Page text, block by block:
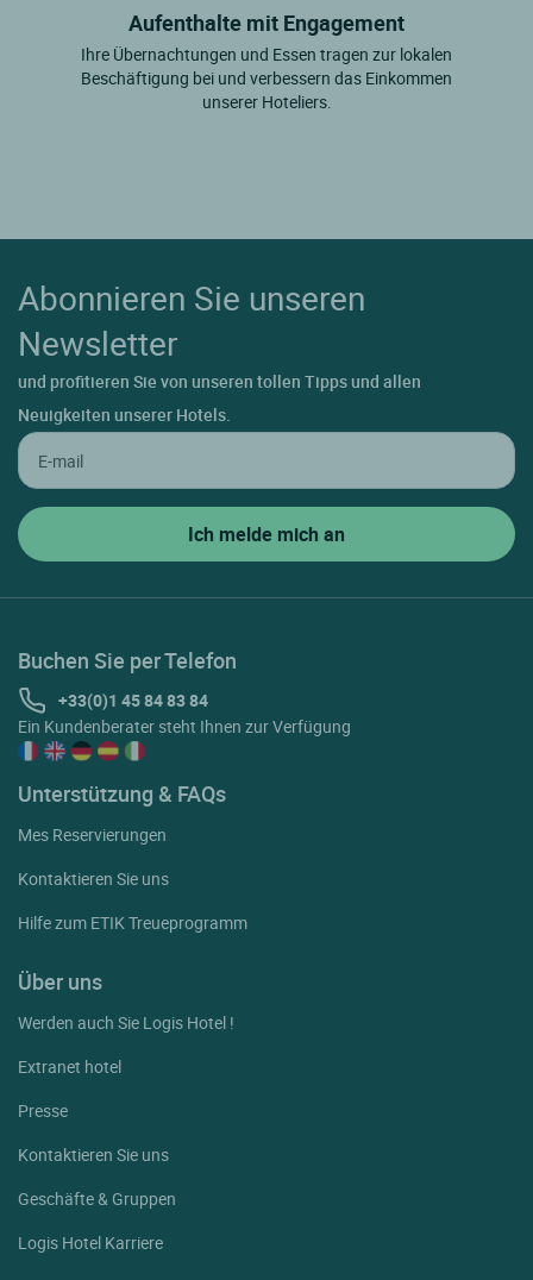
Aufenthalte mit Engagement
Ihre Übernachtungen und Essen tragen zur lokalen
Beschäftigung bei und verbessern das Einkommen
unserer Hoteliers.
Abonnieren Sie unseren
Newsletter
und profitieren Sie von unseren tollen Tipps und allen
Neuigkeiten unserer Hotels.
Buchen Sie per Telefon
+33(0)1 45 84 83 84
Ein Kundenberater steht Ihnen zur Verfügung
Unterstützung & FAQs
Mes Reservierungen
Kontaktieren Sie uns
Hilfe zum ETIK Treueprogramm
Über uns
Werden auch Sie Logis Hotel !
Extranet hotel
Presse
Kontaktieren Sie uns
Geschäfte & Gruppen
Logis Hotel Karriere